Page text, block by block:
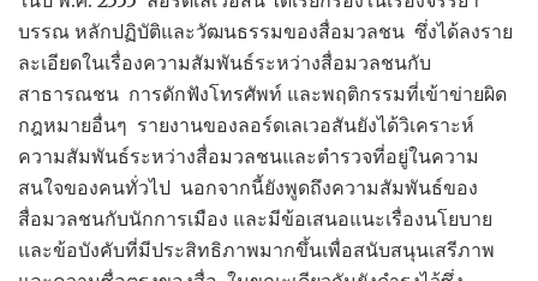
บรรณ หลักปฏิบัติและวัฒนธรรมของสื่อมวลชน ซึ่งได้ลงราย
ละเอียดในเรื่องความสัมพันธ์ระหว่างสื่อมวลชนกับ
สาธารณชน การดักฟังโทรศัพท์ และพฤติกรรมที่เข้าข่ายผิด
กฎหมายอื่นๆ รายงานของลอร์ดเลเวอสันยังได้วิเคราะห์
ความสัมพันธ์ระหว่างสื่อมวลชนและตำรวจที่อยู่ในความ
สนใจของคนทั่วไป นอกจากนี้ยังพูดถึงความสัมพันธ์ของ
สื่อมวลชนกับนักการเมือง และมีข้อเสนอแนะเรื่องนโยบาย
และข้อบังคับที่มีประสิทธิภาพมากขึ้นเพื่อสนับสนุนเสรีภาพ